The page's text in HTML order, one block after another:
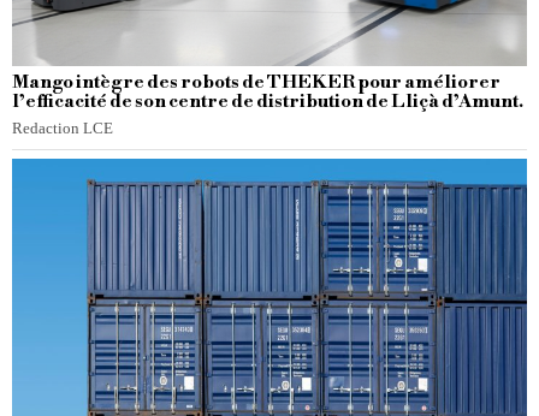
Mango intègre des robots de THEKER pour améliorer
l’efficacité de son centre de distribution de Lliçà d’Amunt.
Redaction LCE